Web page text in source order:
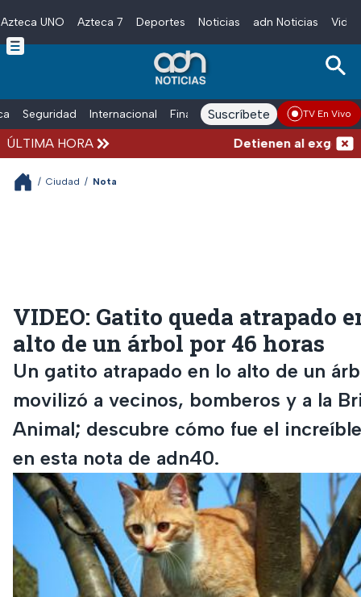
Skip to main content
Azteca UNO Azteca 7 Deportes Noticias adn Noticias
Seguridad Internacional Finanzas adn Noticias Radio
Suscríbete TV En Vivo
ÚLTIMA HORA Detienen al
/ Ciudad / Nota
VIDEO: Gatito queda atrapado
alto de un árbol por 46 horas
Un gatito atrapado en lo alto de un
movilizó a vecinos, bomberos y a la
Animal; descubre cómo fue el
en esta nota de adn40.